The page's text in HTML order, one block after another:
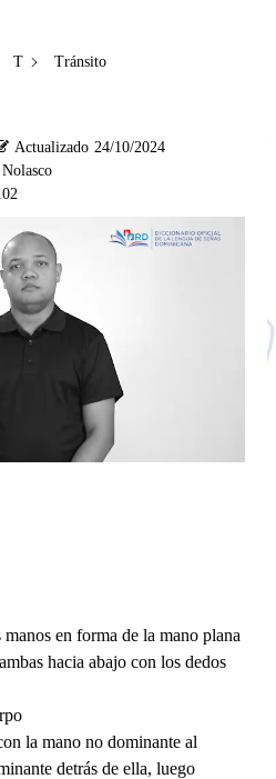
T Tránsito
Actualizado 24/10/2024
manos en forma de la mano plana
hacia abajo con los dedos
la mano no dominante al
detrás de ella, luego